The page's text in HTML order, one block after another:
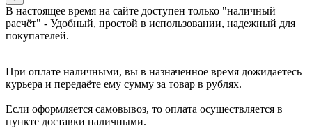
В настоящее время на сайте доступен только "наличный
расчёт" - Удобный, простой в использовании, надежный для
покупателей.
При оплате наличными, вы в назначенное время дожидаетесь
курьера и передаёте ему сумму за товар в рублях.
Если оформляется самовывоз, то оплата осуществляется в
пункте доставки наличными.